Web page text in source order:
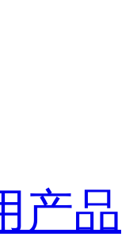
产品